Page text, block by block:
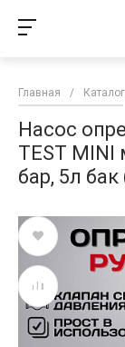
Главная /
Насос
TEST
бар, 5л